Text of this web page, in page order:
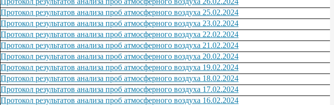
Протокол результатов анализа проб атмосферного воздуха 25.02.2024
Протокол результатов анализа проб атмосферного воздуха 23.02.2024
Протокол результатов анализа проб атмосферного воздуха 22.02.2024
Протокол результатов анализа проб атмосферного воздуха 21.02.2024
Протокол результатов анализа проб атмосферного воздуха 20.02.2024
Протокол результатов анализа проб атмосферного воздуха 19.02.2024
Протокол результатов анализа проб атмосферного воздуха 18.02.2024
Протокол результатов анализа проб атмосферного воздуха 17.02.2024
Протокол результатов анализа проб атмосферного воздуха 16.02.2024